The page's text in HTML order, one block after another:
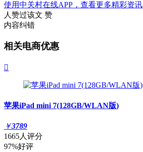
使用中关村在线APP，查看更多精彩资讯
人赞过该文 赞
内容纠错
相关电商优惠

苹果iPad mini 7(128GB/WLAN版)
￥3789
1665人评分
97%好评